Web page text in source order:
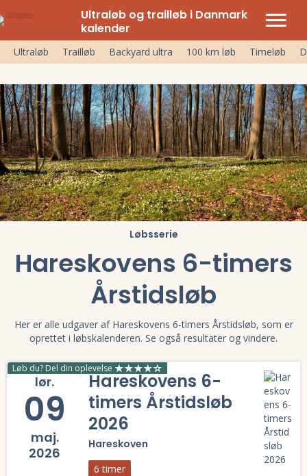
Ultraløb og trailløb i Danmark
kalender
Ultraløb Trailløb Backyard ultra 100 km løb Timeløb
Løbsserie
Hareskovens 6-timers
Årstidsløb
Her er alle udgaver af Hareskovens 6-timers Årstidsløb, som er
oprettet i løbskalenderen. Se også resultater og vindere.
Løb du? Del din oplevelse
lør.
09
maj.
2026
Hareskovens 6-
timers Årstidsløb
2026
Hareskoven
6 timer